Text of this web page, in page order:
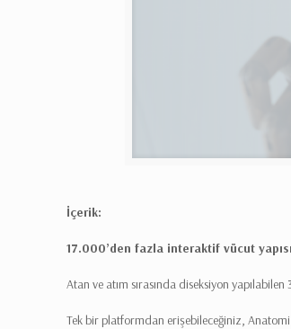
İçerik:
17.000’den fazla interaktif vücut
Atan ve atım sırasında diseksiyon
Tek bir platformdan erişebileceğiniz,